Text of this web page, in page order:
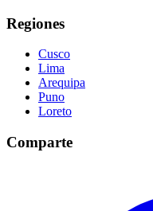
Regiones
Cusco
Lima
Arequipa
Puno
Loreto
Comparte